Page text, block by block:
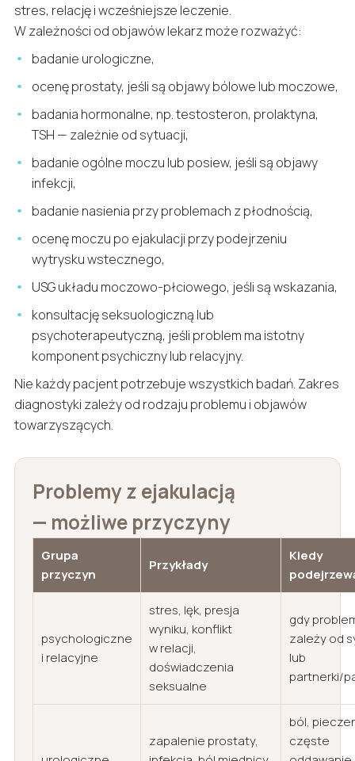
stres, relację i wcześniejsze leczenie.
W zależności od objawów lekarz może rozważyć:
badanie urologiczne,
ocenę prostaty, jeśli są objawy bólowe lub moczowe,
badania hormonalne, np. testosteron, prolaktyna,
TSH — zależnie od sytuacji,
badanie ogólne moczu lub posiew, jeśli są objawy
infekcji,
badanie nasienia przy problemach z płodnością,
ocenę moczu po ejakulacji przy podejrzeniu
wytrysku wstecznego,
USG układu moczowo-płciowego, jeśli są wskazania,
konsultację seksuologiczną lub
psychoterapeutyczną, jeśli problem ma istotny
komponent psychiczny lub relacyjny.
Nie każdy pacjent potrzebuje wszystkich badań. Zakres
diagnostyki zależy od rodzaju problemu i objawów
towarzyszących.
Problemy z ejakulacją
— możliwe przyczyny
Grupa
przyczyn
Przykłady
Kiedy
psychologiczne
i relacyjne
stres, lęk, presja
wyniku, konflikt
w relacji,
doświadczenia
seksualne
gdy
zależy od
lub
partnerki/
zapalenie prostaty,
ból,
częste